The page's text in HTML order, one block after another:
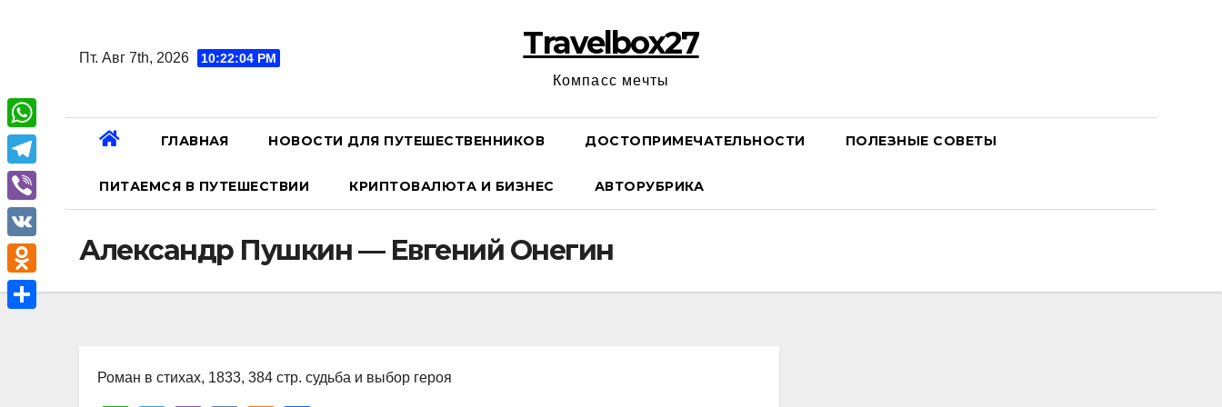
содержанию
Пт. Авг 7th, 2026 10:22:05 PM Travelbox27
Компасс мечты
ГЛАВНАЯ НОВОСТИ ДЛЯ ПУТЕШЕСТВЕННИКОВ ДОСТОПРИМЕЧАТЕЛЬНОСТИ ПОЛЕЗНЫЕ СОВЕТЫ
ПИТАЕМСЯ В ПУТЕШЕСТВИИ КРИПТОВАЛЮТА И БИЗНЕС АВТОРУБРИКА
Александр Пушкин — Евгений Онегин
Роман в стихах, 1833, 384 стр. судьба и выбор героя
W
h
a
A
T
e
l
e
g
V
i
b
e
V
K
O